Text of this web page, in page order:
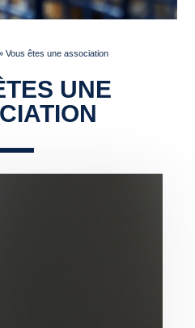
Vous êtes une association
UNE